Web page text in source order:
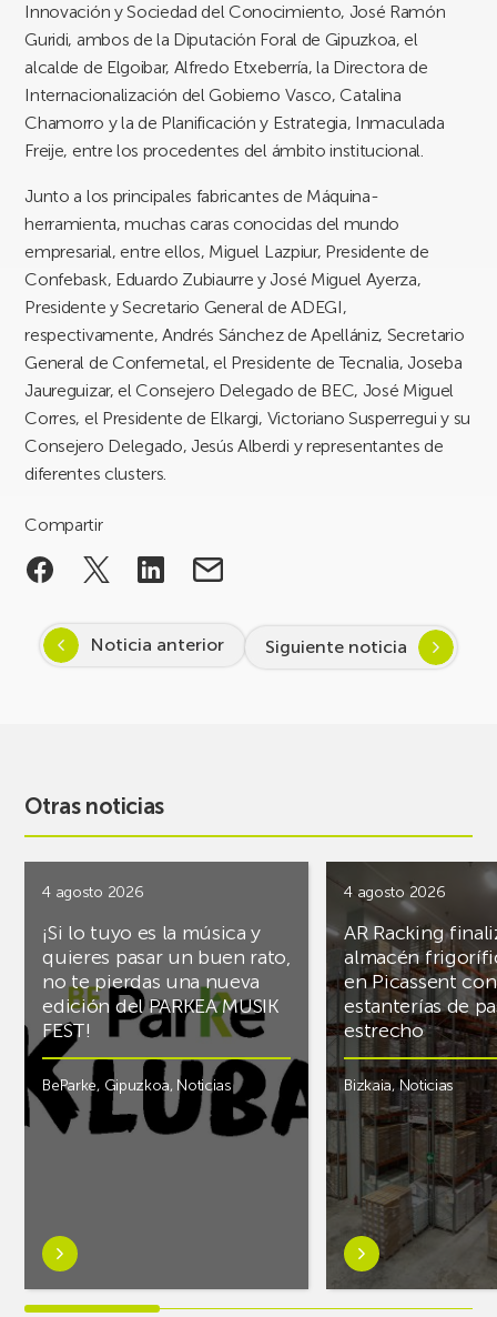
Innovación y Sociedad del Conocimiento, José Ramón
Guridi, ambos de la Diputación Foral de Gipuzkoa, el
alcalde de Elgoibar, Alfredo Etxeberría, la Directora de
Internacionalización del Gobierno Vasco, Catalina
Chamorro y la de Planificación y Estrategia, Inmaculada
Freije, entre los procedentes del ámbito institucional.
Junto a los principales fabricantes de Máquina-
herramienta, muchas caras conocidas del mundo
empresarial, entre ellos, Miguel Lazpiur, Presidente de
Confebask, Eduardo Zubiaurre y José Miguel Ayerza,
Presidente y Secretario General de ADEGI,
respectivamente, Andrés Sánchez de Apellániz, Secretario
General de Confemetal, el Presidente de Tecnalia, Joseba
Jaureguizar, el Consejero Delegado de BEC, José Miguel
Corres, el Presidente de Elkargi, Victoriano Susperregui y su
Consejero Delegado, Jesús Alberdi y representantes de
diferentes clusters.
Compartir
Noticia anterior Siguiente noticia
Otras noticias
4 agosto 2026
¡Si lo tuyo es la música y
quieres pasar un buen rato,
no te pierdas una nueva
edición del PARKEA MUSIK
FEST!
BeParke, Gipuzkoa, Noticias
Saber
más
sobre¡Si
4 agosto 2026
AR Racking
almacén
en Picassent con
estanterías de
estrecho
Bizkaia,Noticias
Saber
más